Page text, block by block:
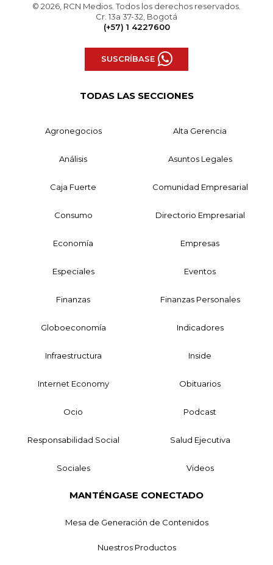
© 2026, RCN Medios. Todos los derechos reservados.
Cr. 13a 37-32, Bogotá
(+57) 1 4227600
SUSCRÍBASE
TODAS LAS SECCIONES
Agronegocios Alta Gerencia
Análisis Asuntos Legales
Caja Fuerte Comunidad Empresarial
Consumo Directorio Empresarial
Economía Empresas
Especiales Eventos
Finanzas Finanzas Personales
Globoeconomía Indicadores
Infraestructura Inside
Internet Economy Obituarios
Ocio Podcast
Responsabilidad Social Salud Ejecutiva
Sociales Videos
MANTÉNGASE CONECTADO
Mesa de Generación de Contenidos
Nuestros Productos